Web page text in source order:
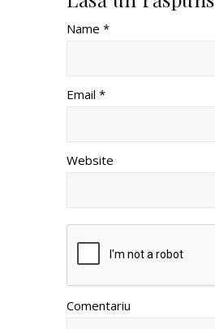
Name *
Email *
Website
Comentariu